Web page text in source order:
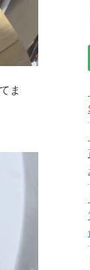
ま